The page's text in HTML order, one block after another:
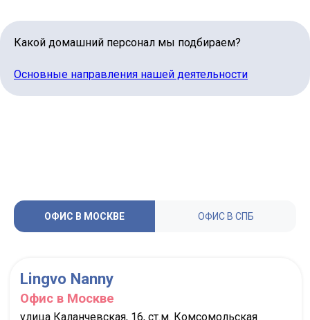
Какой домашний персонал мы подбираем?
Основные направления нашей деятельности
ОФИС В МОСКВЕ ОФИС В СПБ